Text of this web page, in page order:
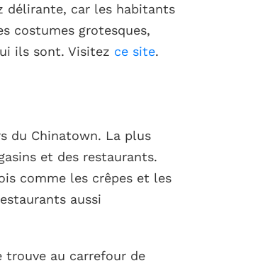
délirante, car les habitants
costumes grotesques,
ils sont. Visitez ce site.
du Chinatown. La plus
et des restaurants.
comme les crêpes et les
aussi
trouve au carrefour de